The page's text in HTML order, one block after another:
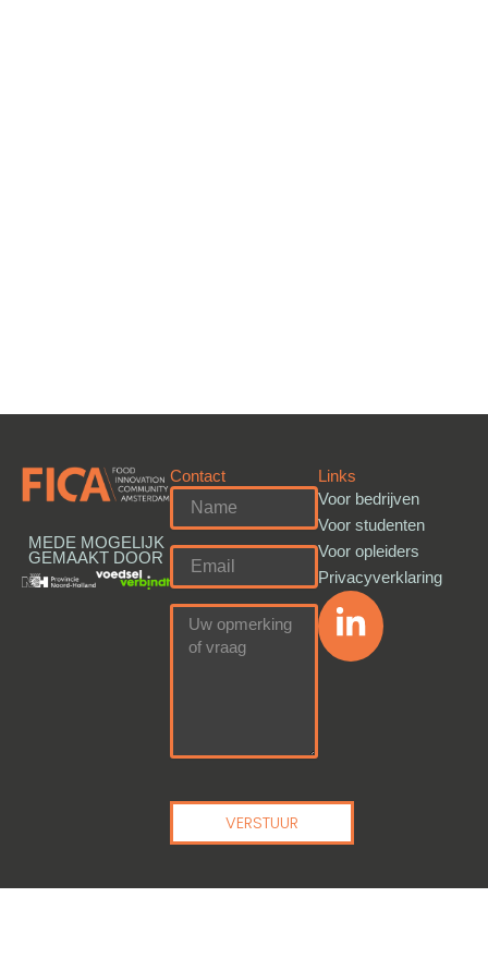
MEDE MOGELIJK
GEMAAKT DOOR
Contact
VERSTUUR
Links
Voor bedrijven
Voor studenten
Voor opleiders
Privacyverklaring